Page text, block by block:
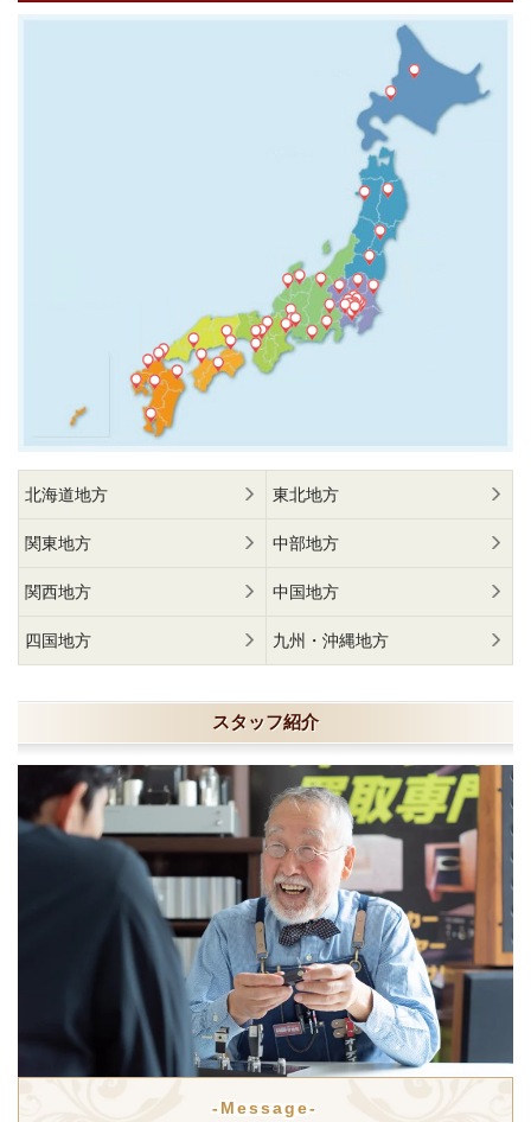
北海道地方 東北地方
関東地方 中部地方
関西地方 中国地方
四国地方 九州・沖縄地方
スタッフ紹介
-Message-